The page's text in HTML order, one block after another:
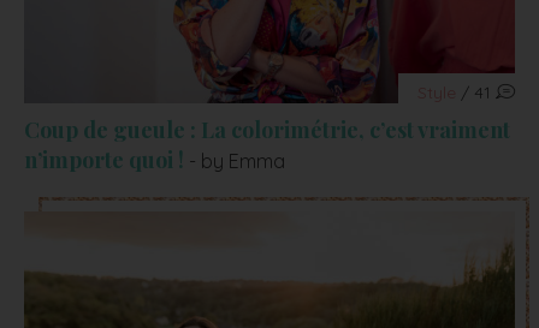
/ 41
Coup de gueule : La colorimétrie, c’est vraiment
n’importe quoi ! - by Emma